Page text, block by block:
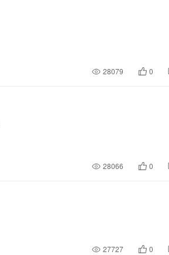
28079 0
28066 0
27727 0